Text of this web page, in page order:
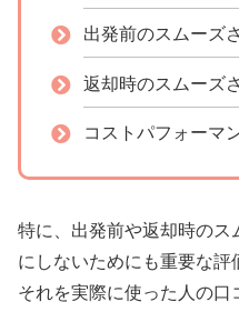
出発前のスムーズさ
返却時のスムーズさ
コストパフォーマ
特に、出発前や返却時のス
にしないためにも重要な評
それを実際に使った人の